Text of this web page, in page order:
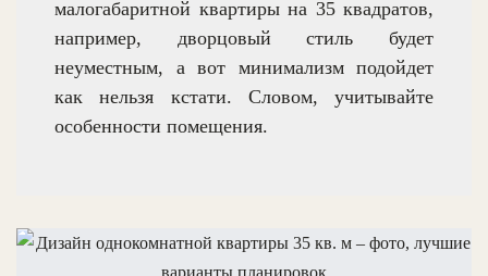
малогабаритной квартиры на 35 квадратов,
например, дворцовый стиль будет
неуместным, а вот минимализм подойдет
как нельзя кстати. Словом, учитывайте
особенности помещения.